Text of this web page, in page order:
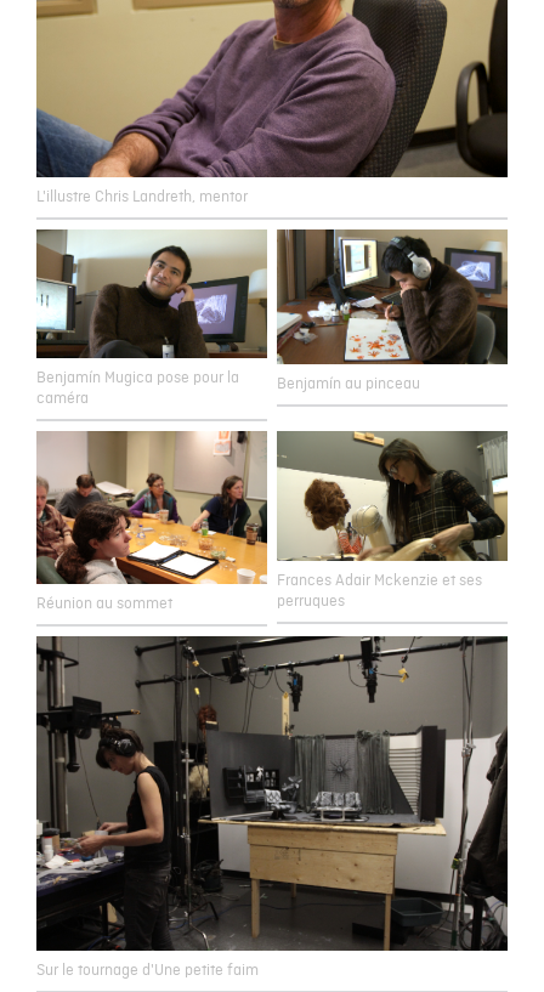
L'illustre Chris Landreth, mentor
Benjamín Mugica pose pour la
caméra
Benjamín au pinceau
Réunion au sommet
Frances Adair Mckenzie et ses
perruques
Sur le tournage d'Une petite faim